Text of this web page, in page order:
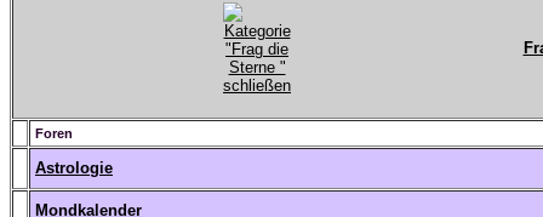
Foren
Astrologie
Mondkalender